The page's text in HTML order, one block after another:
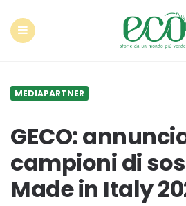
MEDIAPARTNER
GECO:
campioni di
Made in Italy